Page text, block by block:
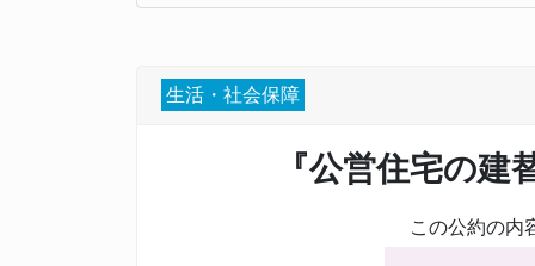
生活・社会保障
『公営住宅の
この公約の内